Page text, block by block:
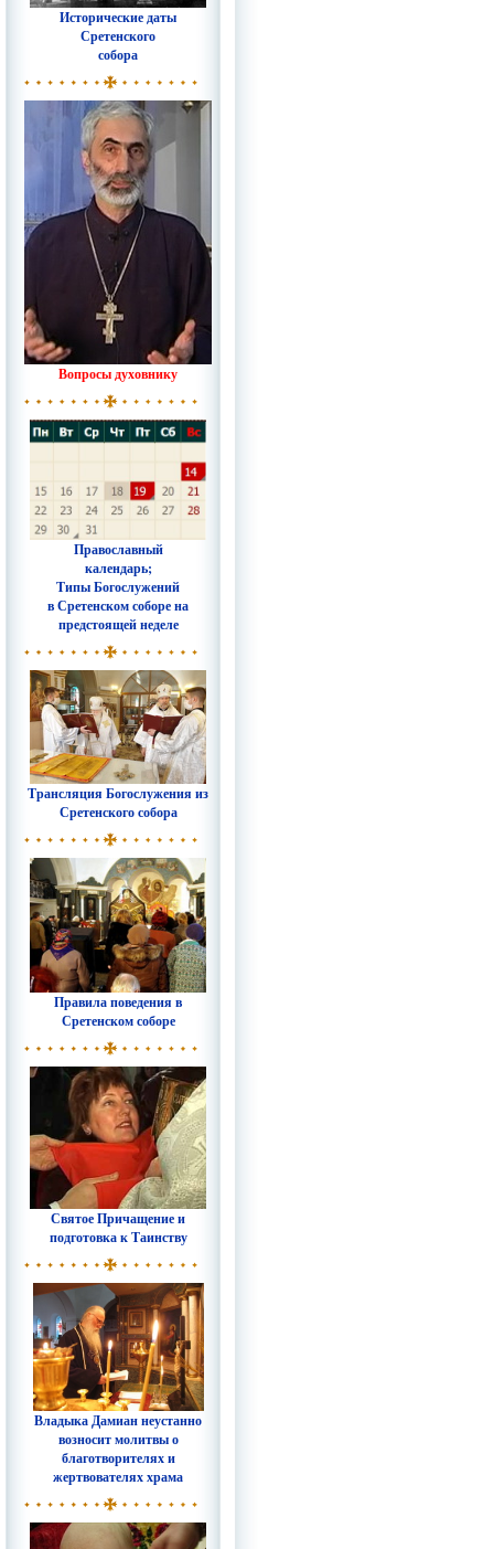
Исторические даты
Сретенского
собора
Вопросы духовнику
Православный
календарь;
Типы Богослужений
в Сретенском соборе на
предстоящей неделе
Трансляция Богослужения из
Сретенского собора
Правила поведения в
Сретенском соборе
Святое Причащение и
подготовка к Таинству
Владыка Дамиан неустанно
возносит молитвы о
благотворителях и
жертвователях храма